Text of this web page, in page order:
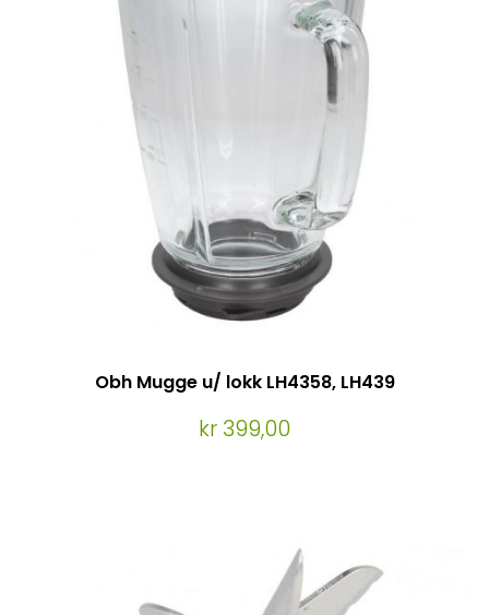
Obh Mugge u/ lokk LH4358, LH439
kr 399,00